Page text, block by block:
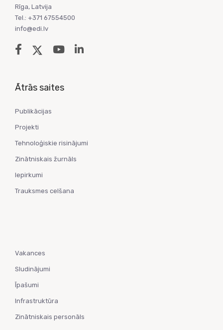
Rīga, Latvija
Tel.: +371 67554500
info@edi.lv
Ātrās saites
Publikācijas
Projekti
Tehnoloģiskie risinājumi
Zinātniskais žurnāls
Iepirkumi
Trauksmes celšana
Vakances
Sludinājumi
Īpašumi
Infrastruktūra
Zinātniskais personāls